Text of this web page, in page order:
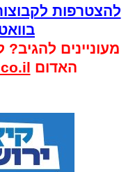
להצטרפות
מעוניינים
האדום